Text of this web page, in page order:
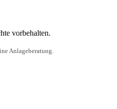
vorbehalten.
Anlageberatung.